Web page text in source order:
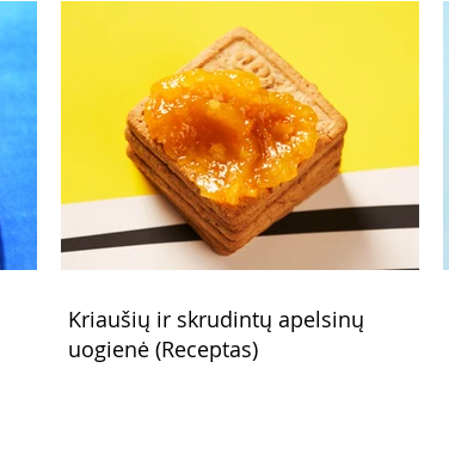
Kriaušių ir skrudintų apelsinų
uogienė (Receptas)